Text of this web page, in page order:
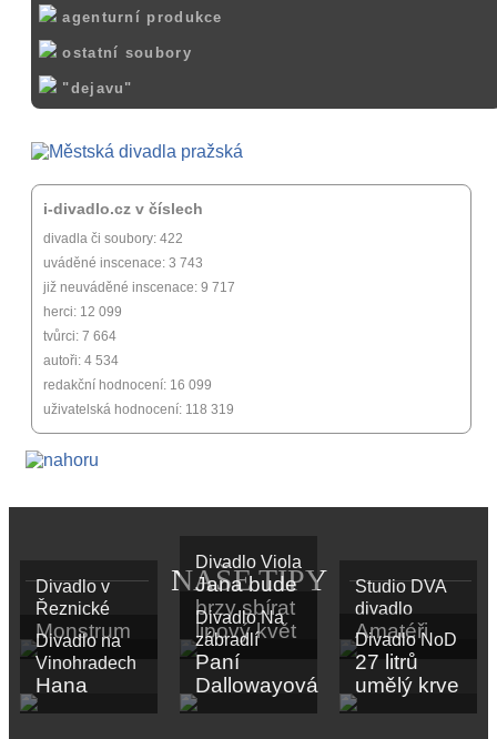
agenturní produkce
ostatní soubory
"dejavu"
i-divadlo.cz v číslech
divadla či soubory: 422
uváděné inscenace: 3 743
již neuváděné inscenace: 9 717
herci: 12 099
tvůrci: 7 664
autoři: 4 534
redakční hodnocení: 16 099
uživatelská hodnocení: 118 319
NAŠE TIPY
Divadlo v
Řeznické
Monstrum
Divadlo Viola
Jana bude
brzy sbírat
lipový květ
Studio DVA
divadlo
Amatéři
Divadlo na
Vinohradech
Hana
Divadlo Na
zábradlí
Paní
Dallowayová
Divadlo NoD
27 litrů
umělý krve